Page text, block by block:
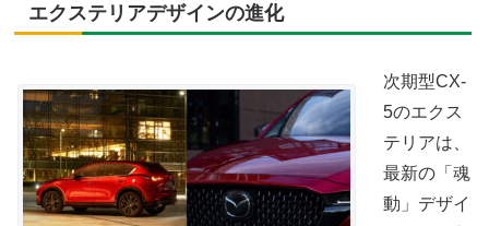
エクステリアデザインの進化
次期型CX-
5のエクス
テリアは、
最新の「魂
動」デザイ